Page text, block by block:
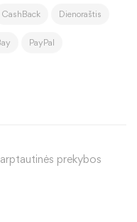
CashBack Dienoraštis
PayPal
prekybos